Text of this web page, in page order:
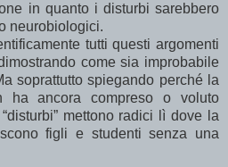
in quanto i disturbi sarebbero
neurobiologici.
tutti questi argomenti
come sia improbabile
soprattutto spiegando perché la
ha ancora compreso o voluto
mettono radici lì dove la
figli e studenti senza una